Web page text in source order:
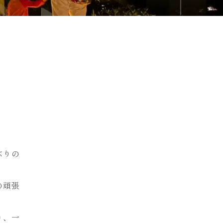
の
張
一